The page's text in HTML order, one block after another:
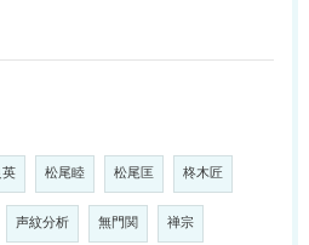
松尾睦 松尾匡 柊木匠
声紋分析 無門関 禅宗